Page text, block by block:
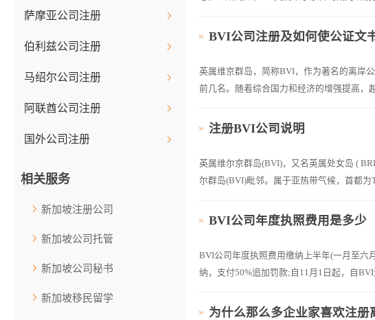
萨摩亚公司注册
伯利兹公司注册
马绍尔公司注册
阿联酋公司注册
国外公司注册
相关服务
新加坡注册公司
新加坡公司托管
新加坡公司秘书
新加坡移民留学
BVI公司注册及如何使公证文
英属维京群岛，简称BVI，作为著名的离岸
前几名。随着综合国力和经济的增强提高，
注册BVI公司说明
英属维尔京群岛(BVI)，又名英属处女岛 (
尔群岛(BVI)毗邻。属于亚热带气候，首都为
BVI公司年度执照费用是多少
BVI公司年度执照费用缴纳上半年(一月至六
纳，支付50%追加罚款;自11月1日起，自
为什么那么多企业家喜欢注册